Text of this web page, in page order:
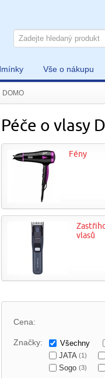
Vše o nákupu
DOMO
Péče o vlasy
Fény
vlasů
Cena:
Značky:
Všechny
JATA (1)
Sogo (3)